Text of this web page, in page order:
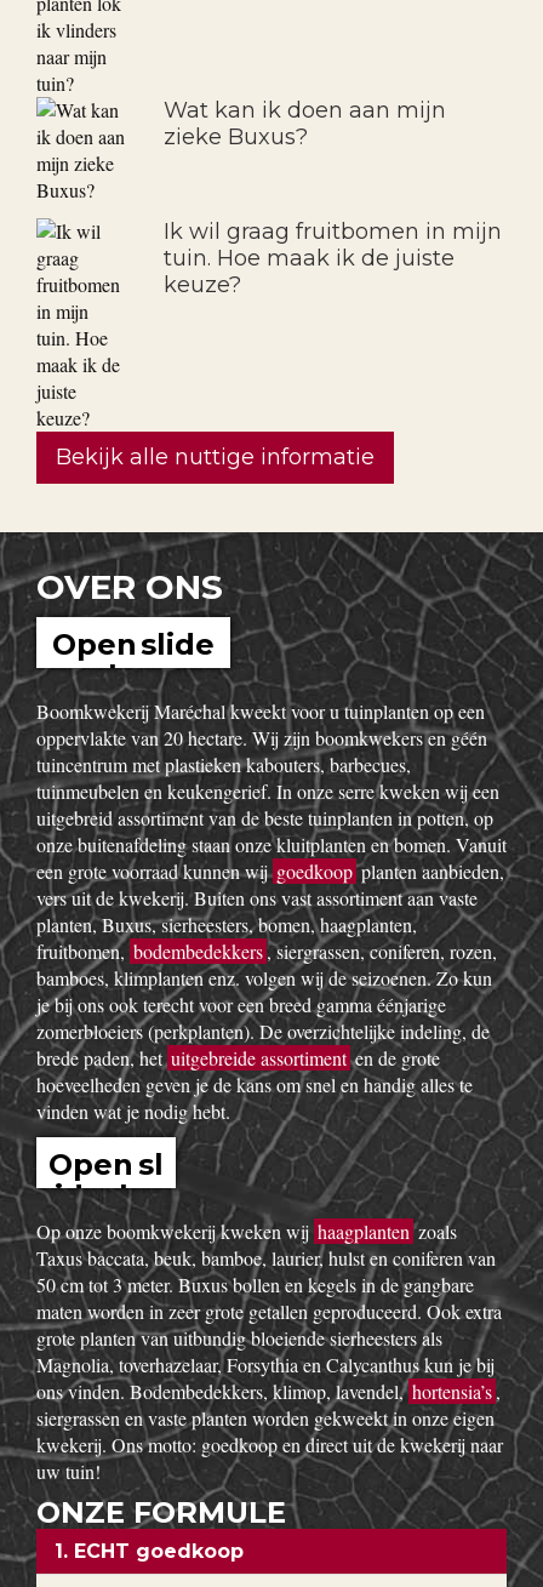
Wat kan ik doen aan mijn
zieke Buxus?
Ik wil graag fruitbomen in mijn
tuin. Hoe maak ik de juiste
keuze?
Bekijk alle nuttige informatie
OVER ONS
Open slide
show
Boomkwekerij Maréchal kweekt voor u tuinplanten op een
oppervlakte van 20 hectare. Wij zijn boomkwekers en géén
tuincentrum met plastieken kabouters, barbecues,
tuinmeubelen en keukengerief. In onze serre kweken wij een
uitgebreid assortiment van de beste tuinplanten in potten, op
onze buitenafdeling staan onze kluitplanten en bomen. Vanuit
een grote voorraad kunnen wijgoedkoopplanten aanbieden,
vers uit de kwekerij. Buiten ons vast assortiment aan vaste
planten, Buxus, sierheesters, bomen, haagplanten,
fruitbomen, bodembedekkers, siergrassen, coniferen, rozen,
bamboes, klimplanten enz. volgen wij de seizoenen. Zo kun
je bij ons ook terecht voor een breed gamma éénjarige
zomerbloeiers (perkplanten). De overzichtelijke indeling, de
brede paden, hetuitgebreide assortimenten de grote
hoeveelheden geven je de kans om snel en handig alles te
vinden wat je nodig hebt.
Open sl
idesho
w
Op onze boomkwekerij kweken wij haagplantenzoals
Taxus baccata, beuk, bamboe, laurier, hulst en coniferen van
50 cm tot 3 meter. Buxus bollen en kegels in de gangbare
maten worden in zeer grote getallen geproduceerd. Ook extra
grote planten van uitbundig bloeiende sierheesters als
Magnolia, toverhazelaar, Forsythia en Calycanthus kun je bij
ons vinden. Bodembedekkers, klimop, lavendel,hortensia’s,
siergrassen en vaste planten worden gekweekt in onze eigen
kwekerij. Ons motto: goedkoop en direct uit de kwekerij naar
uw tuin!
ONZE FORMULE
1. ECHT goedkoop